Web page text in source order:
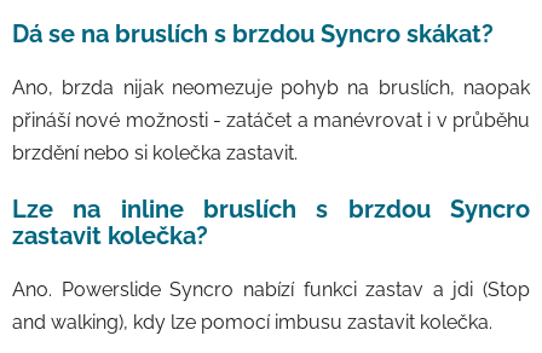
Dá se na bruslích s brzdou Syncro skákat?
Ano, brzda nijak neomezuje pohyb na bruslích, naopak
přináší nové možnosti - zatáčet a manévrovat i v průběhu
brzdění nebo si kolečka zastavit.
Lze na inline bruslích s brzdou Syncro
zastavit kolečka?
Ano. Powerslide Syncro nabízí funkci zastav a jdi (Stop
and walking), kdy lze pomocí imbusu zastavit kolečka.